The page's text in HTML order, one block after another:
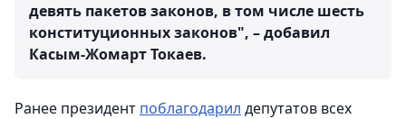
девять пакетов законов, в том числе шесть
конституционных законов", – добавил
Касым-Жомарт Токаев.
Ранее президент поблагодарил депутатов всех